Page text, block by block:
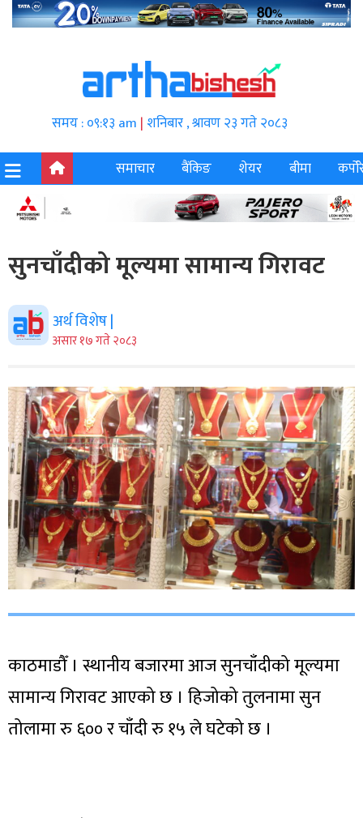
समय : ०९:१३ am | शनिबार , श्रावण २३ गते २०८३
समाचार
बैंकिङ शेयर बीमा
सुनचाँदीको मूल्यमा सामान्य गिरावट
अर्थ विशेष |
असार १७ गते २०८३
काठमाडौँ । स्थानीय बजारमा आज सुनचाँदीको मूल्यमा
सामान्य गिरावट आएको छ । हिजोको तुलनामा सुन
तोलामा रु ६०० र चाँदी रु १५ ले घटेको छ ।